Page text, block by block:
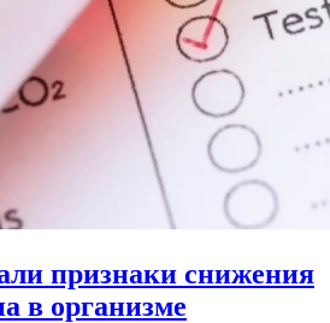
признаки снижения
в организме